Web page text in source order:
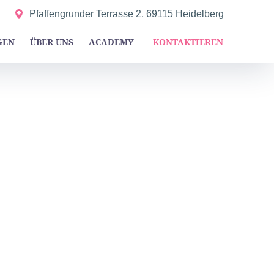
Pfaffengrunder Terrasse 2, 69115 Heidelberg
ÜBER UNS ACADEMY KONTAKTIEREN